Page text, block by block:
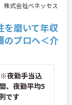
株式会社ベネッセス
を磨いて年収
のプロへ＜介
夜勤手当込
、夜勤平均5
です